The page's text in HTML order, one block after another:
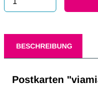
BESCHREIBUNG
Postkarten